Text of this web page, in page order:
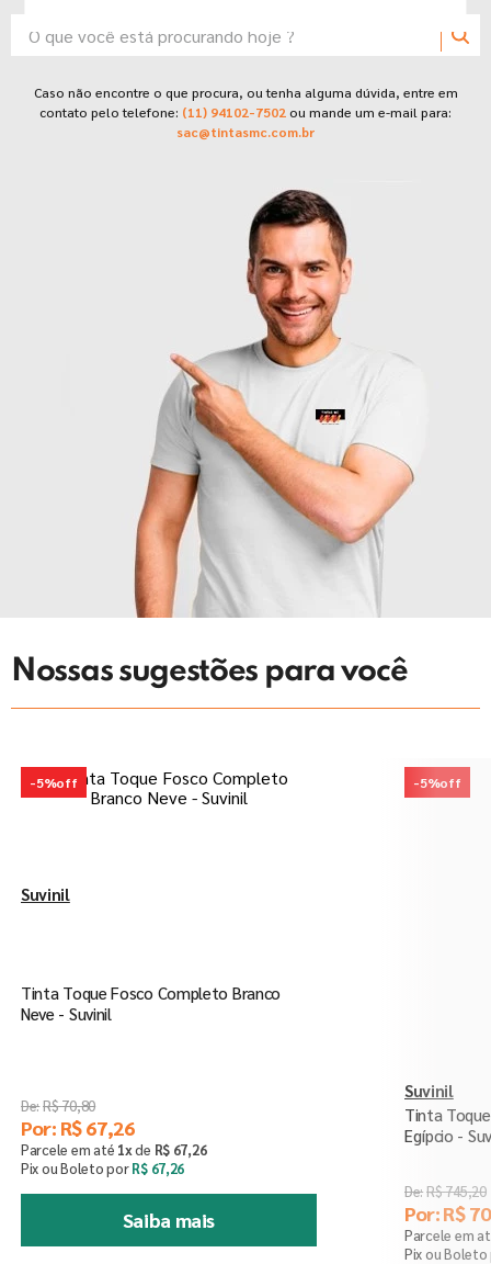
Caso não encontre o que procura, ou tenha alguma dúvida, entre em
contato pelo telefone: (11) 94102-7502 ou mande um e-mail para:
sac@tintasmc.com.br
Nossas sugestões para você
-5%off
Suvinil
Tinta Toque Fosco Completo Branco
Neve - Suvinil
R$70,80
Por: R$67,26
Parcele em até 1xde R$ 67,26
Pix ou Boleto porR$ 67,26
Saiba mais
-5%off
Suvinil
Tinta
Egípcio -
R$745,20
Por:R$
Parcele em
Pix ou
8º esmalte
º tinta piso
spray
TERMOS MAIS BUSCADOS
tinta suvinil
3º massa corrida
4º sherwin willians
5º massa acrilica
6º tinta acrilica
7º tinta
esmalte
9º
10º spray